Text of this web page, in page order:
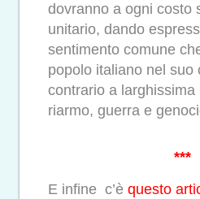
dovranno a ogni costo
unitario, dando
sentimento comune
popolo italiano nel suo
contrario a
riarmo, guerra e
***
E infine c’è questo